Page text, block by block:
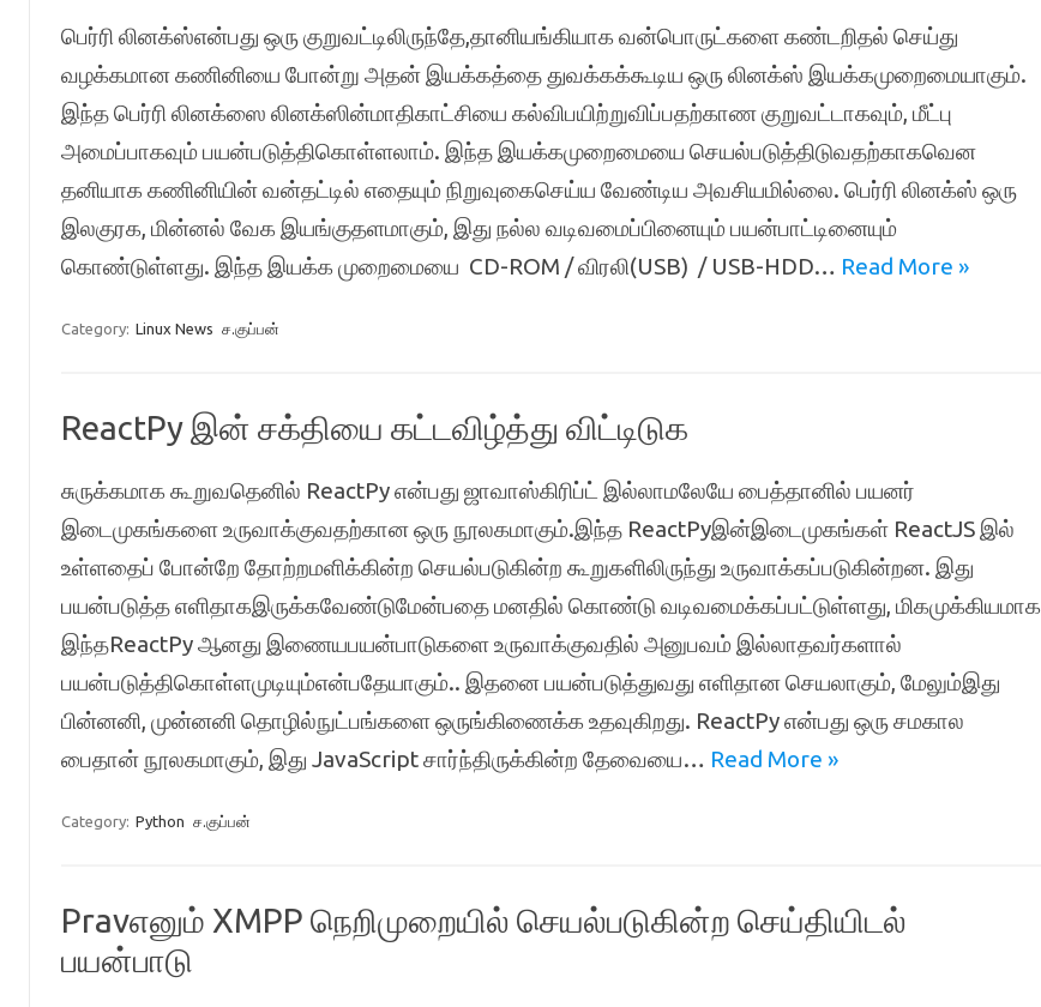
பெர்ரி லினக்ஸ்என்பது ஒரு குறுவட்டிலிருந்தே,தானியங்கியாக வன்பொருட்களை கண்டறிதல் செய்து
வழக்கமான கணினியை போன்று அதன் இயக்கத்தை துவக்கக்கூடிய ஒரு லினக்ஸ் இயக்கமுறைமையாகும்.
இந்த பெர்ரி லினக்ஸை லினக்ஸின்மாதிகாட்சியை கல்விபயிற்றுவிப்பதற்காண குறுவட்டாகவும், மீட்பு
அமைப்பாகவும் பயன்படுத்திகொள்ளலாம். இந்த இயக்கமுறைமையை செயல்படுத்திடுவதற்காகவென
தனியாக கணினியின் வன்தட்டில் எதையும் நிறுவுகைசெய்ய வேண்டிய அவசியமில்லை. பெர்ரி லினக்ஸ் ஒரு
இலகுரக, மின்னல் வேக இயங்குதளமாகும், இது நல்ல வடிவமைப்பினையும் பயன்பாட்டினையும்
கொண்டுள்ளது. இந்த இயக்க முறைமையை CD-ROM / விரலி(USB) / USB-HDD… Read More »
Category: Linux News ச.குப்பன்
ReactPy இன் சக்தியை கட்டவிழ்த்து விட்டிடுக
சுருக்கமாக கூறுவதெனில் ReactPy என்பது ஜாவாஸ்கிரிப்ட் இல்லாமலேயே பைத்தானில் பயனர்
இடைமுகங்களை உருவாக்குவதற்கான ஒரு நூலகமாகும்.இந்த ReactPyஇன்இடைமுகங்கள் ReactJS இல்
உள்ளதைப் போன்றே தோற்றமளிக்கின்ற செயல்படுகின்ற கூறுகளிலிருந்து உருவாக்கப்படுகின்றன. இது
பயன்படுத்த எளிதாகஇருக்கவேண்டுமேன்பதை மனதில் கொண்டு வடிவமைக்கப்பட்டுள்ளது, மிகமுக்கியமாக
இந்தReactPy ஆனது இணையபயன்பாடுகளை உருவாக்குவதில் அனுபவம் இல்லாதவர்களால்
பயன்படுத்திகொள்ளமுடியும்என்பதேயாகும்.. இதனை பயன்படுத்துவது எளிதான செயலாகும், மேலும்இது
பின்னனி, முன்னனி தொழில்நுட்பங்களை ஒருங்கிணைக்க உதவுகிறது. ReactPy என்பது ஒரு சமகால
பைதான் நூலகமாகும், இது JavaScript சார்ந்திருக்கின்ற தேவையை… Read More »
Category: Python ச.குப்பன்
Pravஎனும் XMPP நெறிமுறையில் செயல்படுகின்ற செய்தியிடல்
பயன்பாடு